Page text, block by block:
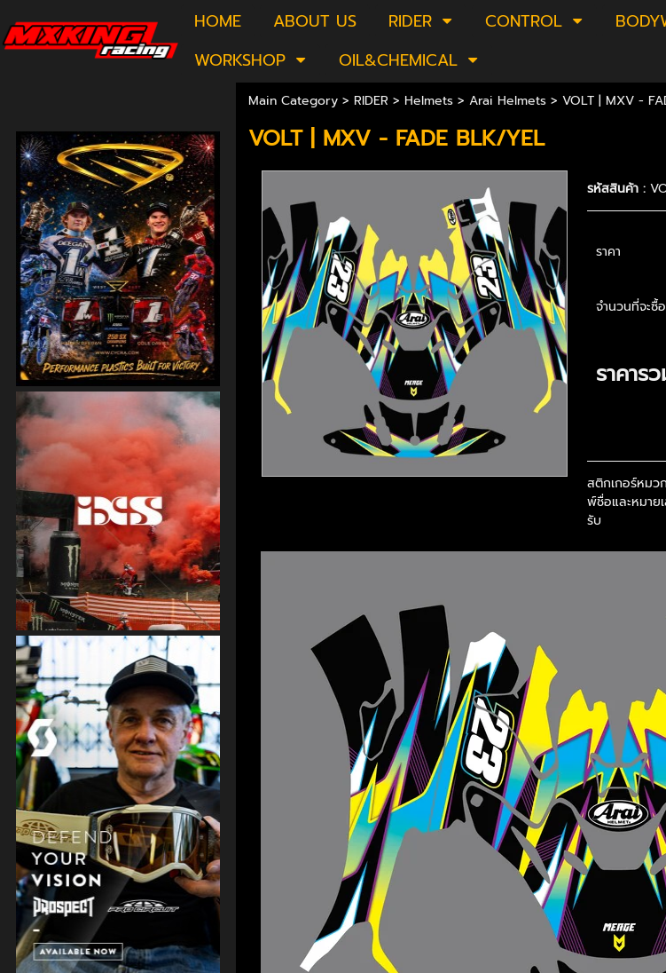
HOME ABOUT US RIDER CONTROL
WORKSHOP
OIL&CHEMICAL
Main Category> RIDER > Helmets> Arai Helmets> VOLT | MXV -
VOLT | MXV - FADE BLK/YEL
รหัสสินค้า :
ราคา
จำนวนที่จะซื้อ
ราคาร
สติกเกอร์หมว
พ์ชื่อและหมาย
รับ